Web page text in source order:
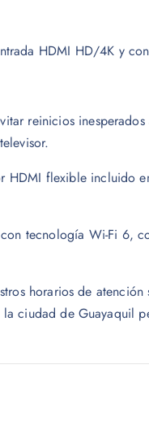
HDMI HD/4K y
reinicios
HDMI flexible incluido
tecnología Wi-Fi 6,
horarios de
ciudad de Guayaquil